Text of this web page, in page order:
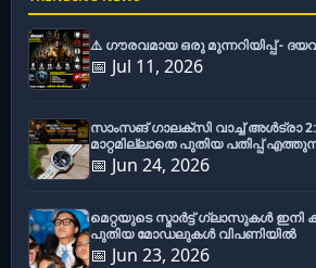
⚠️ ഗൗരവമായ ഒരു മുന്നറിയിപ്പ് -
📅 Jul 11, 2026
സാംസങ് ഗാലക്സി വാച്ച് അൾട്രാ
മാറ്റമില്ലാതെ പുതിയ പതിപ്പ്
📅 Jun 24, 2026
മെറ്റയുടെ സ്മാർട്ട് ഗ്ലാസുകൾ ഇനി
പുതിയ മോഡലുകൾ വിപണിയിൽ
📅 Jun 23, 2026